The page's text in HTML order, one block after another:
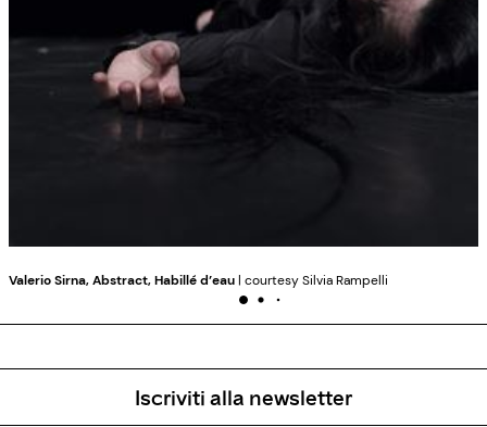
Valerio Sirna, Abstract, Habillé d’eau| courtesy Silvia Rampelli
Iscriviti alla newsletter